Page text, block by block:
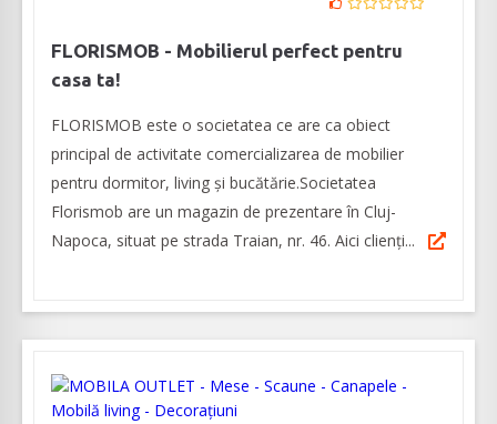
FLORISMOB - Mobilierul perfect pentru
casa ta!
FLORISMOB este o societatea ce are ca obiect
principal de activitate comercializarea de mobilier
pentru dormitor, living și bucătărie.Societatea
Florismob are un magazin de prezentare în Cluj-
Napoca, situat pe strada Traian, nr. 46. Aici clienți...